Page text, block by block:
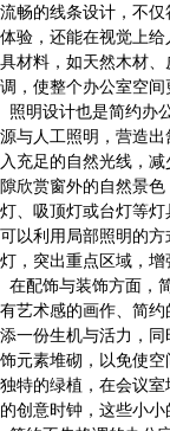
流畅的线条设计，不
体验，还能在视觉上
具材料，如天然木材
调，使整个办公室空间
照明设计也是简约办
源与人工照明，营造
入充足的自然光线，
隙欣赏窗外的自然景
灯、吸顶灯或台灯等
可以利用局部照明的
灯，突出重点区域，增
在配饰与装饰方面，
有艺术感的画作、简
添一份生机与活力，
饰元素堆砌，以免使
独特的绿植，在会议
的创意时钟，这些小